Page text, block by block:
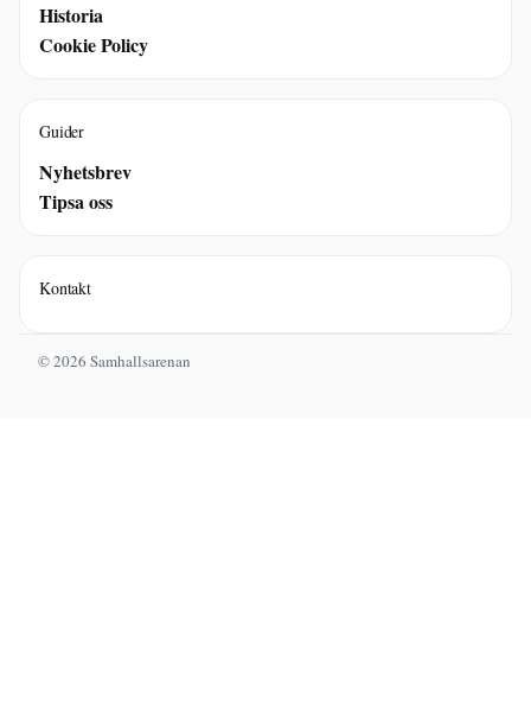
Historia
Cookie Policy
Guider
Nyhetsbrev
Tipsa oss
Kontakt
© 2026 Samhallsarenan